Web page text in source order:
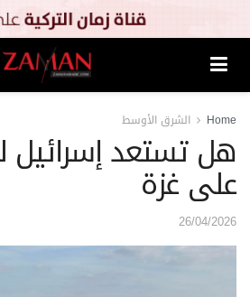
Home الشرق الأوسط
هل تستعد
على غزة
26/04/2026